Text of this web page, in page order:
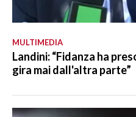
MULTIMEDIA
Landini: “Fidanza ha
gira mai dall'altra parte”